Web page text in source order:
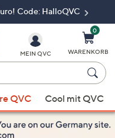
Code: HalloQVC
MEIN QVC
0
WARENKORB
QVC Cool mit QVC